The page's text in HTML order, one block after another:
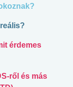
érdemes
ről és más